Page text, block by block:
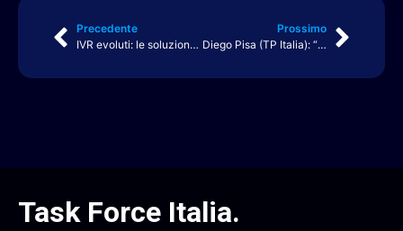
Precedente
IVR evoluti: le soluzioni INGO per ottimizzare il customer care
Prossimo
Diego Pisa (TP Italia): “Il futuro del lavoro nasce dalla convivenza tra persone e AI”
Task Force Italia.